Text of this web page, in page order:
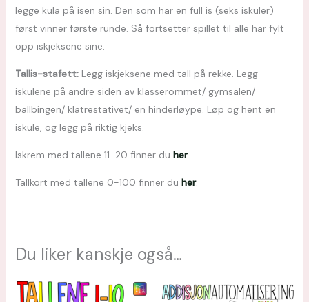
legge kula på isen sin. Den som har en full is (seks iskuler)
først vinner første runde. Så fortsetter spillet til alle har fylt
opp iskjeksene sine.
Tallis-stafett:Legg iskjeksene med tall på rekke. Legg
iskulene på andre siden av klasserommet/ gymsalen/
ballbingen/ klatrestativet/ en hinderløype. Løp og hent en
iskule, og legg på riktig kjeks.
Iskrem med tallene 11-20 finner du her.
Tallkort med tallene 0-100 finner du her.
Du liker kanskje også…